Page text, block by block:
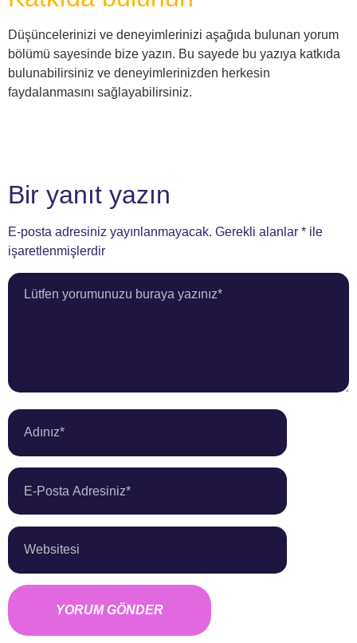
Düşüncelerinizi ve deneyimlerinizi aşağıda bulunan yorum
bölümü sayesinde bize yazın. Bu sayede bu yazıya katkıda
bulunabilirsiniz ve deneyimlerinizden herkesin
faydalanmasını sağlayabilirsiniz.
Bir yanıt yazın
E-posta adresiniz yayınlanmayacak. Gerekli alanlar * ile
işaretlenmişlerdir